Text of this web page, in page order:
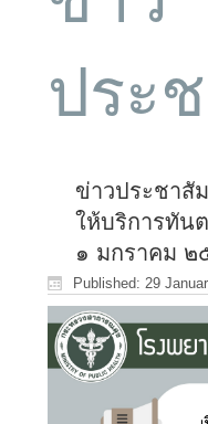
ประ
ข่าวประชาสั
ให้บริการทัน
๑ มกราคม ๒
Published: 29